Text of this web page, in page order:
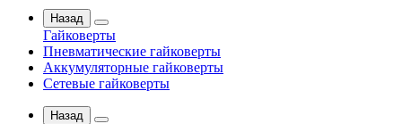
Назад
Гайковерты
Пневматические гайковерты
Аккумуляторные гайковерты
Сетевые гайковерты
Назад